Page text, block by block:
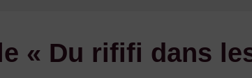
« Du rififi dans